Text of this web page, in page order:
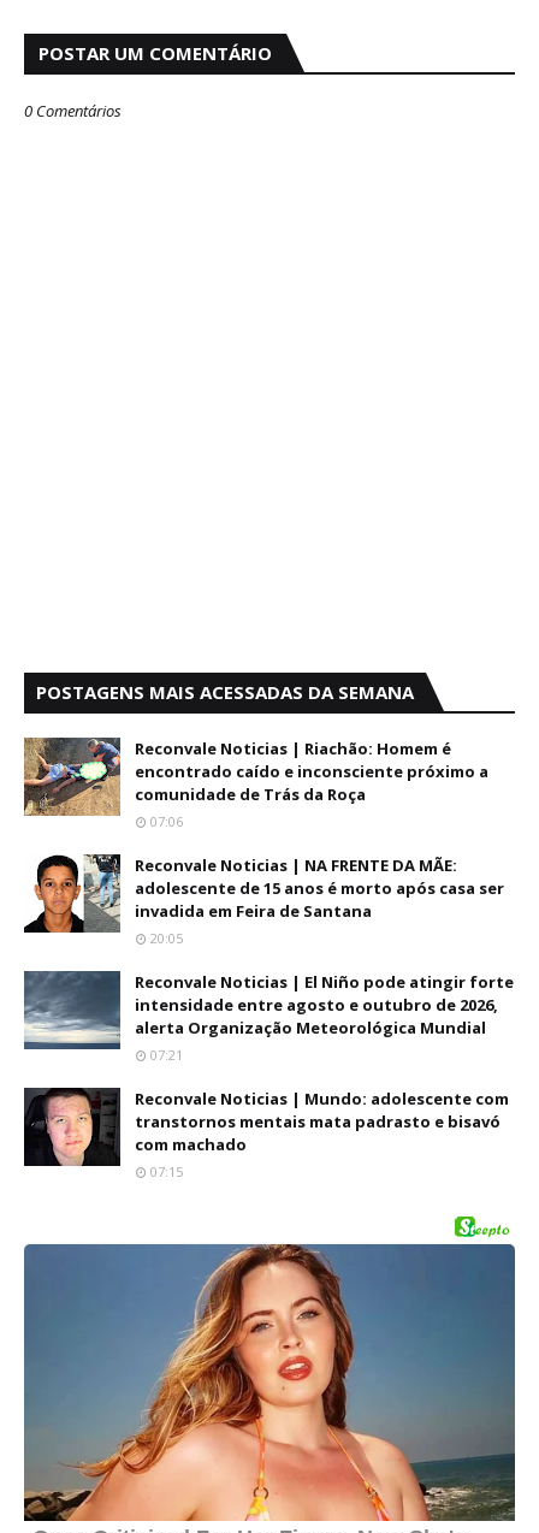
POSTAR UM COMENTÁRIO
0 Comentários
POSTAGENS MAIS ACESSADAS DA SEMANA
Reconvale Noticias | Riachão: Homem é
encontrado caído e inconsciente próximo a
comunidade de Trás da Roça
07:06
Reconvale Noticias | NA FRENTE DA MÃE:
adolescente de 15 anos é morto após casa ser
invadida em Feira de Santana
20:05
Reconvale Noticias | El Niño pode atingir forte
intensidade entre agosto e outubro de 2026,
alerta Organização Meteorológica Mundial
07:21
Reconvale Noticias | Mundo: adolescente com
transtornos mentais mata padrasto e bisavó
com machado
07:15